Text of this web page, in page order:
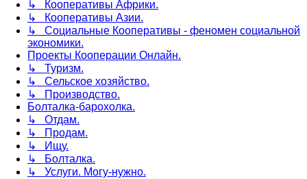
↳ Кооперативы Африки.
↳ Кооперативы Азии.
↳ Социальные Кооперативы - феномен социальной
экономики.
Проекты Кооперации Онлайн.
↳ Туризм.
↳ Сельское хозяйство.
↳ Производство.
Болталка-барохолка.
↳ Отдам.
↳ Продам.
↳ Ищу.
↳ Болталка.
↳ Услуги. Могу-нужно.